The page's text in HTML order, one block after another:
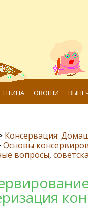
ПТИЦА ОВОЩИ
Консервация:
Основы
вопросы,